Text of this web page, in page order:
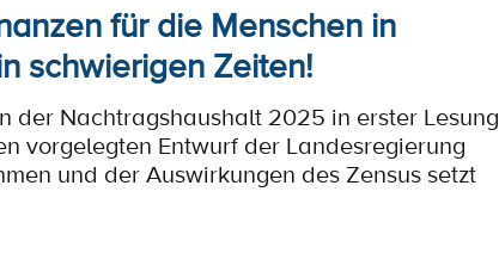
für die Menschen in
schwierigen Zeiten!
der Nachtragshaushalt 2025 in erster Lesung
vorgelegten Entwurf der Landesregierung
und der Auswirkungen des Zensus setzt